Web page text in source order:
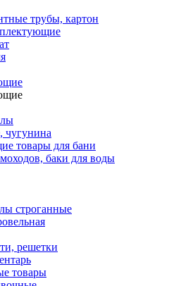
трубы, картон
чугунина
товары для бани
баки для воды
строганные
решетки
товары